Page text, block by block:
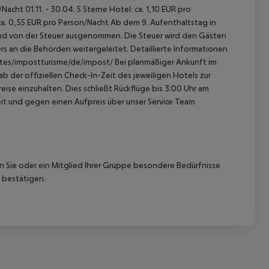
01.11. - 30.04. 5 Sterne Hotel: ca. 1,10 EUR pro
0,55 EUR pro Person/Nacht Ab dem 9. Aufenthaltstag in
von der Steuer ausgenommen. Die Steuer wird den Gästen
an die Behörden weitergeleitet. Detaillierte Informationen
impostturisme/de/impost/ Bei planmäßiger Ankunft im
der offiziellen Check-In-Zeit des jeweiligen Hotels zur
einzuhalten. Dies schließt Rückflüge bis 3:00 Uhr am
gegen einen Aufpreis über unser Service Team
oder ein Mitglied Ihrer Gruppe besondere Bedürfnisse
bestätigen.